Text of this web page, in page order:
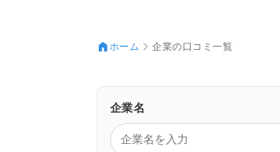
ホーム 企業の口コミ一覧
企業名